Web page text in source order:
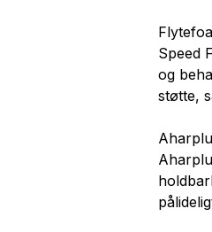
Speed
og
støtte,